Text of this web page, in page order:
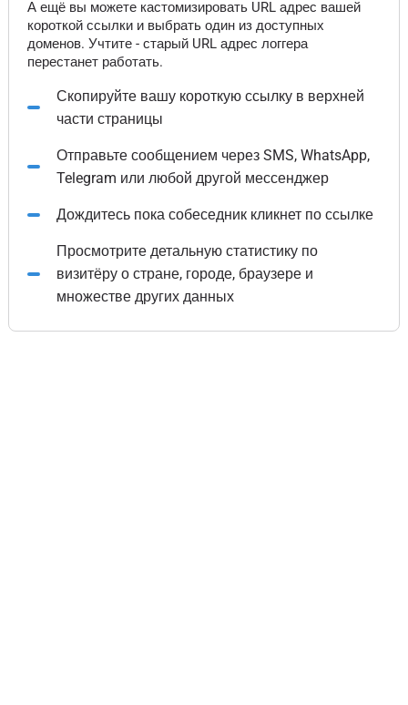
А ещё вы можете кастомизировать URL адрес вашей
короткой ссылки и выбрать один из доступных
доменов. Учтите - старый URL адрес логгера
перестанет работать.
Скопируйте вашу короткую ссылку в верхней
части страницы
Отправьте сообщением через SMS, WhatsApp,
Telegram или любой другой мессенджер
Дождитесь пока собеседник кликнет по ссылке
Просмотрите детальную статистику по
визитёру о стране, городе, браузере и
множестве других данных